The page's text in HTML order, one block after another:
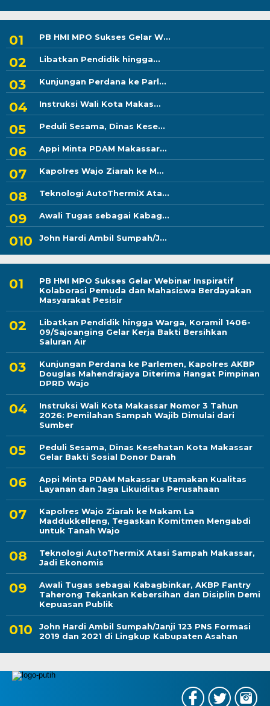
PB HMI MPO Sukses Gelar W...
Libatkan Pendidik hingga...
Kunjungan Perdana ke Parl...
Instruksi Wali Kota Makas...
Peduli Sesama, Dinas Kese...
Appi Minta PDAM Makassar...
Kapolres Wajo Ziarah ke M...
Teknologi AutoThermiX Ata...
Awali Tugas sebagai Kabag...
John Hardi Ambil Sumpah/J...
PB HMI MPO Sukses Gelar Webinar Inspiratif
Kolaborasi Pemuda dan Mahasiswa Berdayakan
Masyarakat Pesisir
Libatkan Pendidik hingga Warga, Koramil 1406-
09/Sajoanging Gelar Kerja Bakti Bersihkan
Saluran Air
Kunjungan Perdana ke Parlemen, Kapolres AKBP
Douglas Mahendrajaya Diterima Hangat Pimpinan
DPRD Wajo
Instruksi Wali Kota Makassar Nomor 3 Tahun
2026: Pemilahan Sampah Wajib Dimulai dari
Sumber
Peduli Sesama, Dinas Kesehatan Kota Makassar
Gelar Bakti Sosial Donor Darah
Appi Minta PDAM Makassar Utamakan Kualitas
Layanan dan Jaga Likuiditas Perusahaan
Kapolres Wajo Ziarah ke Makam La
Maddukkelleng, Tegaskan Komitmen Mengabdi
untuk Tanah Wajo
Teknologi AutoThermiX Atasi Sampah Makassar,
Jadi Ekonomis
Awali Tugas sebagai Kabagbinkar, AKBP Fantry
Taherong Tekankan Kebersihan dan Disiplin Demi
Kepuasan Publik
John Hardi Ambil Sumpah/Janji 123 PNS Formasi
2019 dan 2021 di Lingkup Kabupaten Asahan